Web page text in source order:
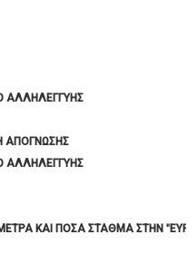
ΑΛΛΗΛΕΓΓΥΗΣ
ΑΠΟΓΝΩΣΗΣ
ΑΛΛΗΛΕΓΓΥΗΣ
ΚΑΙ ΠΟΣΑ ΣΤΑΘΜΑ ΣΤΗΝ